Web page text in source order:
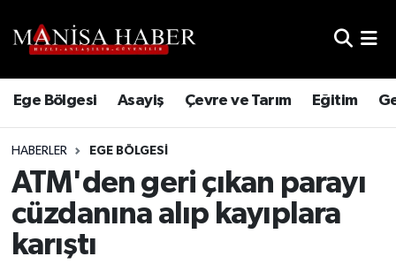
Ege Bölgesi Asayiş Çevre ve Tarım Eğitim
HABERLER EGE BÖLGESI
ATM'den geri çıkan parayı
cüzdanına alıp kayıplara
karıştı
Trafik Durumu
Süper Lig Puan Durumu ve Fikstür
Tüm Manşetler
Son Dakika Haberleri